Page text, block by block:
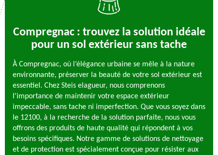
Compregnac : trouvez la solution idéale
pour un sol extérieur sans tache
À Compregnac, où l’élégance urbaine se mêle à la nature
environnante, préserver la beauté de votre sol extérieur est
essentiel. Chez Steis elagueur, nous comprenons
l'importance de maintenir votre espace extérieur
impeccable, sans tache ni imperfection. Que vous soyez dans
le 12100, à la recherche de la solution parfaite, nous vous
offrons des produits de haute qualité qui répondent à vos
besoins spécifiques. Notre gamme de solutions de nettoyage
et de protection est spécialement conçue pour résister aux